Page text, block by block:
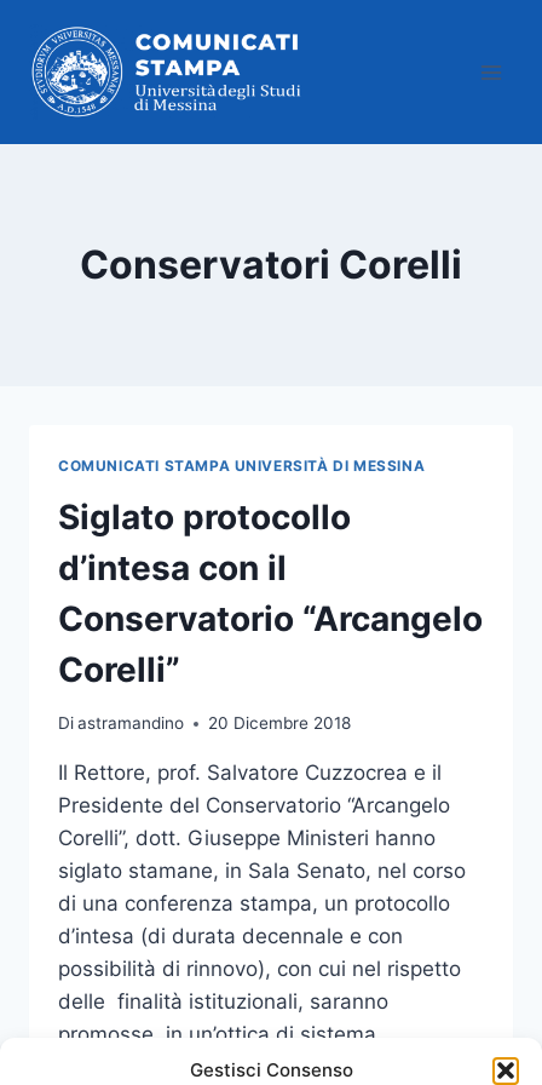
Gestisci Consenso
contenuto
Conservatori Corelli
COMUNICATI STAMPA UNIVERSITÀ DI MESSINA
Siglato protocollo
d’intesa con il
Conservatorio “Arcangelo
Corelli”
Diastramandino 20 Dicembre 2018
Il Rettore, prof. Salvatore Cuzzocrea e il
Presidente del Conservatorio “Arcangelo
Corelli”, dott. Giuseppe Ministeri hanno
siglato stamane, in Sala Senato, nel corso
di una conferenza stampa, un protocollo
d’intesa (di durata decennale e con
possibilità di rinnovo), con cui nel rispetto
delle finalità istituzionali, saranno
promosse, in un’ottica di sistema,
opportunità e iniziative di collaborazione…